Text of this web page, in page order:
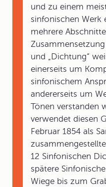
und zu einem
sinfonischen Werk
mehrere
und „Dichtung“
einerseits um
sinfonischem
andererseits um
Tönen verstanden
verwendet diesen
Februar 1854 als
12 Sinfonischen
spätere
Wiege bis zum